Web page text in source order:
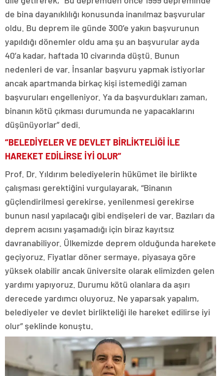
de bina dayanıklılığı konusunda inanılmaz başvurular
oldu. Bu deprem ile günde 300’e yakın başvurunun
yapıldığı dönemler oldu ama şu an başvurular ayda
40’a kadar, haftada 10 civarında düştü. Bunun
nedenleri de var. İnsanlar başvuru yapmak istiyorlar
ancak apartmanda birkaç kişi istemediği zaman
başvuruları engelleniyor. Ya da başvurdukları zaman,
binanın kötü çıkması durumunda ne yapacaklarını
düşünüyorlar” dedi.
“BELEDİYELER VE DEVLET BİRLİKTELİĞİ İLE
HAREKET EDİLİRSE İYİ OLUR”
Prof. Dr. Yıldırım belediyelerin hükümet ile birlikte
çalışması gerektiğini vurgulayarak, “Binanın
güçlendirilmesi gerekirse, yenilenmesi gerekirse
bunun nasıl yapılacağı gibi endişeleri de var. Bazıları da
deprem acısını yaşamadığı için biraz kayıtsız
davranabiliyor. Ülkemizde deprem olduğunda harekete
geçiyoruz. Fiyatlar döner sermaye, piyasaya göre
yüksek olabilir ancak üniversite olarak elimizden gelen
yardımı yapıyoruz. Durumu kötü olanlara da aşırı
derecede yardımcı oluyoruz. Ne yaparsak yapalım,
belediyeler ve devlet birlikteliği ile hareket edilirse iyi
olur” şeklinde konuştu.